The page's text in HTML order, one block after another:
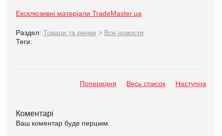
Ексклюзивні матеріали TradeMaster.ua
Раздел: Товари та ринки > Все новости
Теги:
Попередня Весь список Наступна
Коментарі
Ваш коментар буде першим.